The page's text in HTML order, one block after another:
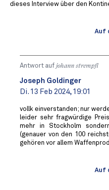
dieses Interview über den
Auf
Antwort auf johann strempfl
Joseph Goldinger
Di. 13 Feb 2024, 19:01
vollk einverstanden; nur
leider sehr fragwürdige
mehr in Stockholm
(genauer von den 100
gehören vor allem
Auf